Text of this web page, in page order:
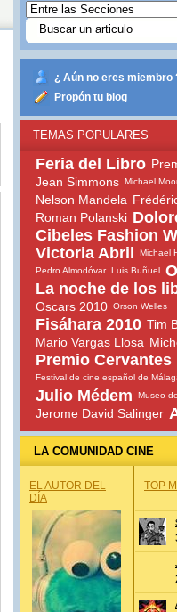
¿ Aún no eres miembro
Propón tu blog
TEMAS POPULARES
Feria del Libro
Jean Simmons Michael
Nelson Mandela
Roman Polanski
Cibeles Fashion
Victoria Abril
Michael
Pedro Almodóvar Luis Buñuel
La noche de los
Oscars 2010 Orson Welles
Fisáhara 2010 Tim
Mario Vargas Llosa
Premio Cervantes
Festival de cine español de
Julio Médem Museo
Jerome David Salinger
LA COMUNIDAD CINE
EL AUTOR DEL
DÍA
TOP